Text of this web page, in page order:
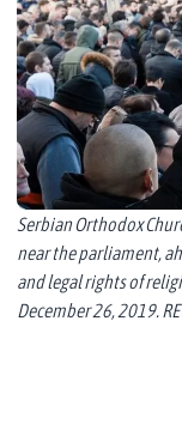
Serbian Orthodox
near the parliament,
and legal rights of
December 26, 2019.